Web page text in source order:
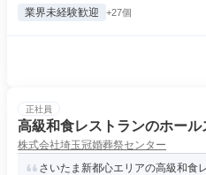
業界未経験歓迎 +27個
正社員
高級和食レストランのホール
株式会社埼玉冠婚葬祭センター
さいたま新都心エリアの高級和食